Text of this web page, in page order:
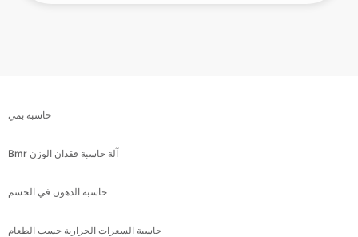
حاسبة بمي
Bmr آلة حاسبة فقدان الوزن
حاسبة الدهون في الجسم
حاسبة السعرات الحرارية حسب الطعام